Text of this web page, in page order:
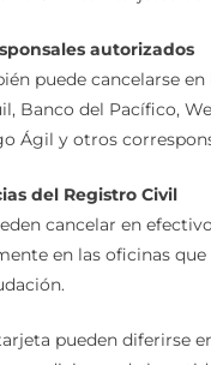
autorizados
puede cancelarse
Banco del Pacífico,
Ágil y otros
del Registro Civil
cancelar en
en las oficinas
pueden diferirse